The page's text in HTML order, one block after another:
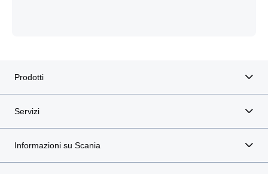
Prodotti
Servizi
Informazioni su Scania